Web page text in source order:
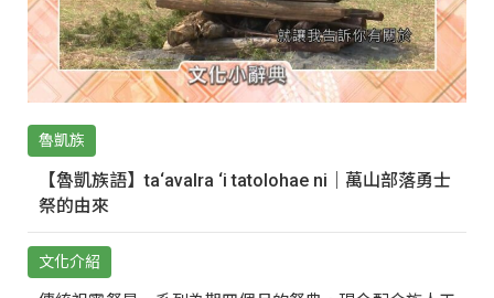
魯凱族
【魯凱族語】ta‘avalra ‘i tatolohae ni｜萬山部落勇士
祭的由來
文化介紹